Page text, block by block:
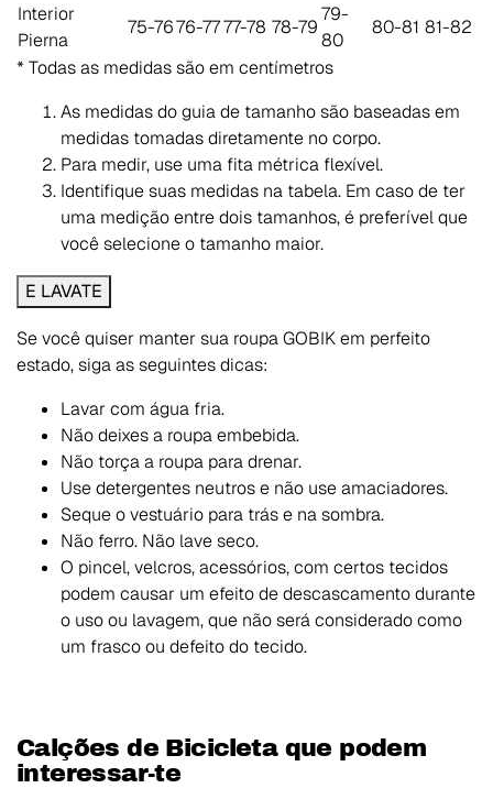
Interior
Pierna
75-7676-7777-78 78-79
79-
80
80-81 81-82
* Todas as medidas são em centímetros
As medidas do guia de tamanho são baseadas em
medidas tomadas diretamente no corpo.
Para medir, use uma fita métrica flexível.
Identifique suas medidas na tabela. Em caso de ter
uma medição entre dois tamanhos, é preferível que
você selecione o tamanho maior.
E LAVATE
Se você quiser manter sua roupa GOBIK em perfeito
estado, siga as seguintes dicas:
Lavar com água fria.
Não deixes a roupa embebida.
Não torça a roupa para drenar.
Use detergentes neutros e não use amaciadores.
Seque o vestuário para trás e na sombra.
Não ferro. Não lave seco.
O pincel, velcros, acessórios, com certos tecidos
podem causar um efeito de descascamento durante
o uso ou lavagem, que não será considerado como
um frasco ou defeito do tecido.
Calções de Bicicleta que podem
interessar-te